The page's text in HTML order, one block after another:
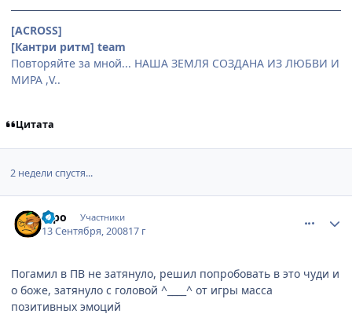
[ACROSS]
[Кантри ритм] team
Повторяйте за мной... НАША ЗЕМЛЯ СОЗДАНА ИЗ ЛЮБВИ И
МИРА ,V..
Цитата
2 недели спустя...
Ippo Участники
13 Сентября, 200817 г
Погамил в ПВ не затянуло, решил попробовать в это чуди и
о боже, затянуло с головой ^____^ от игры масса
позитивных эмоций